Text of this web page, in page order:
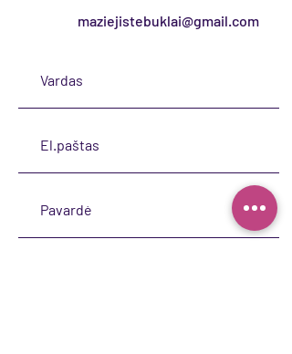
maziejistebuklai@gmail.com